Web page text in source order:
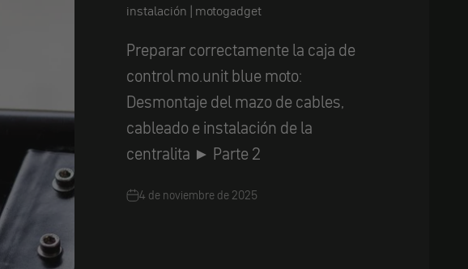
instalación | motogadget
Preparar correctamente la caja de
control mo.unit blue moto:
Desmontaje del mazo de cables,
cableado e instalación de la
centralita ► Parte 2
4 de noviembre de 2025